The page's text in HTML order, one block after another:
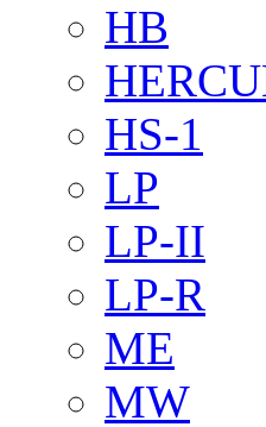
HB
HS-1
LP
LP-II
LP-R
ME
MW